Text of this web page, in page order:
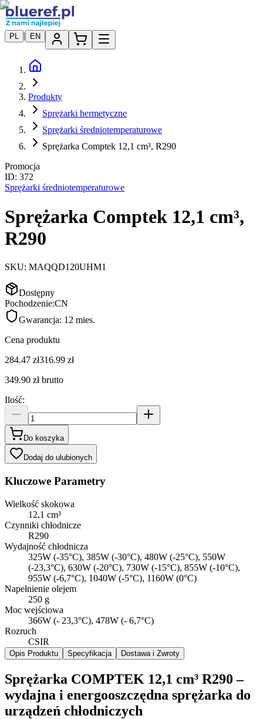
PL | EN
Produkty
Sprężarki hermetyczne
Sprężarki średniotemperaturowe
Sprężarka Comptek 12,1 cm³, R290
Promocja
ID: 372
Sprężarki średniotemperaturowe
Sprężarka Comptek 12,1 cm³,
R290
SKU: MAQQD120UHM1
Dostępny
Pochodzenie:CN
Gwarancja: 12 mies.
Cena produktu
284.47 zł316.99 zł
349.90 zł brutto
Ilość:
Do koszyka
Dodaj do ulubionych
Kluczowe Parametry
Wielkość skokowa
12,1 cm³
Czynniki chłodnicze
R290
Wydajność chłodnicza
325W (-35°C), 385W (-30°C), 480W (-25°C), 550W
(-23,3°C), 630W (-20°C), 730W (-15°C), 855W (-10°C),
955W (-6,7°C), 1040W (-5°C), 1160W (0°C)
Napełnienie olejem
250 g
Moc wejściowa
366W (- 23,3°C), 478W (- 6,7°C)
Rozruch
CSIR
Opis Produktu Specyfikacja Dostawa i Zwroty
Sprężarka COMPTEK 12,1 cm³ R290 –
wydajna i energooszczędna sprężarka do
urządzeń chłodniczych